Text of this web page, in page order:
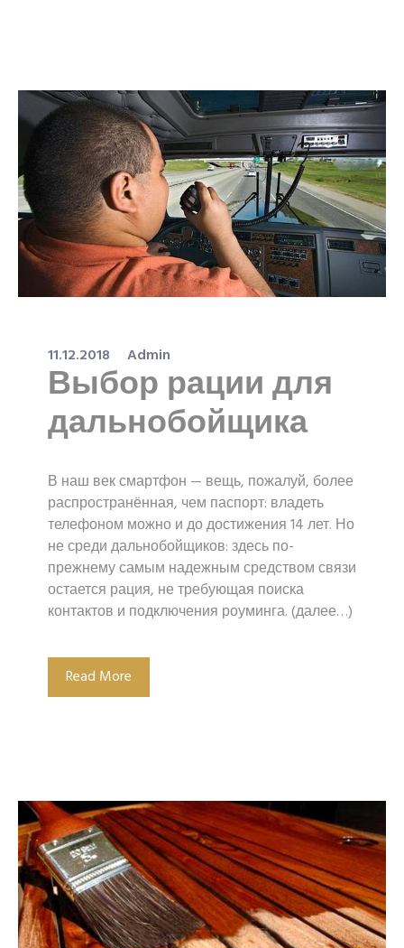
11.12.2018 Admin
Выбор рации для
дальнобойщика
В наш век смартфон — вещь, пожалуй, более
распространённая, чем паспорт: владеть
телефоном можно и до достижения 14 лет. Но
не среди дальнобойщиков: здесь по-
прежнему самым надежным средством связи
остается рация, не требующая поиска
контактов и подключения роуминга. (далее…)
Read More